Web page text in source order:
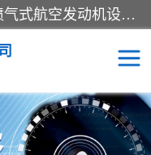
航空煤油（Jet Fuel）是专门为喷气式航空发动机设计的高纯度燃料，主要分为Jet A、Jet A-1和Jet B等类型。其特点是闪点高、低温流动性好，并添加了抗静电剂和抗氧化剂以确保飞行安全。航空煤油需
溶剂油